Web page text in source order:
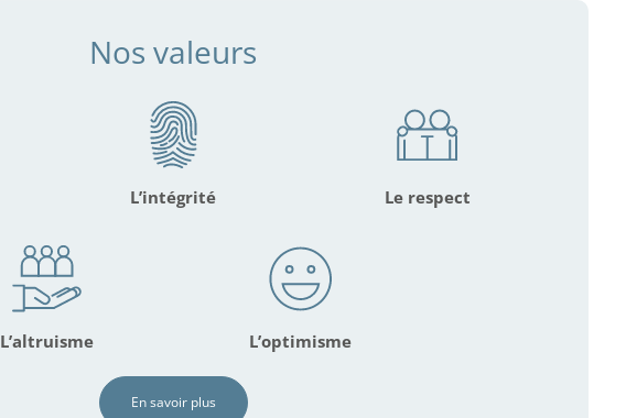
Nos valeurs
L’intégrité Le respect
L’altruisme L’optimisme
En savoir plus